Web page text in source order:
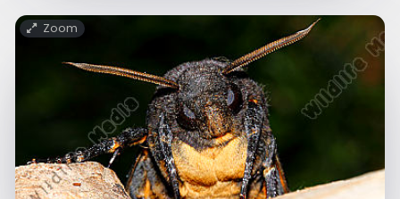
Zoom